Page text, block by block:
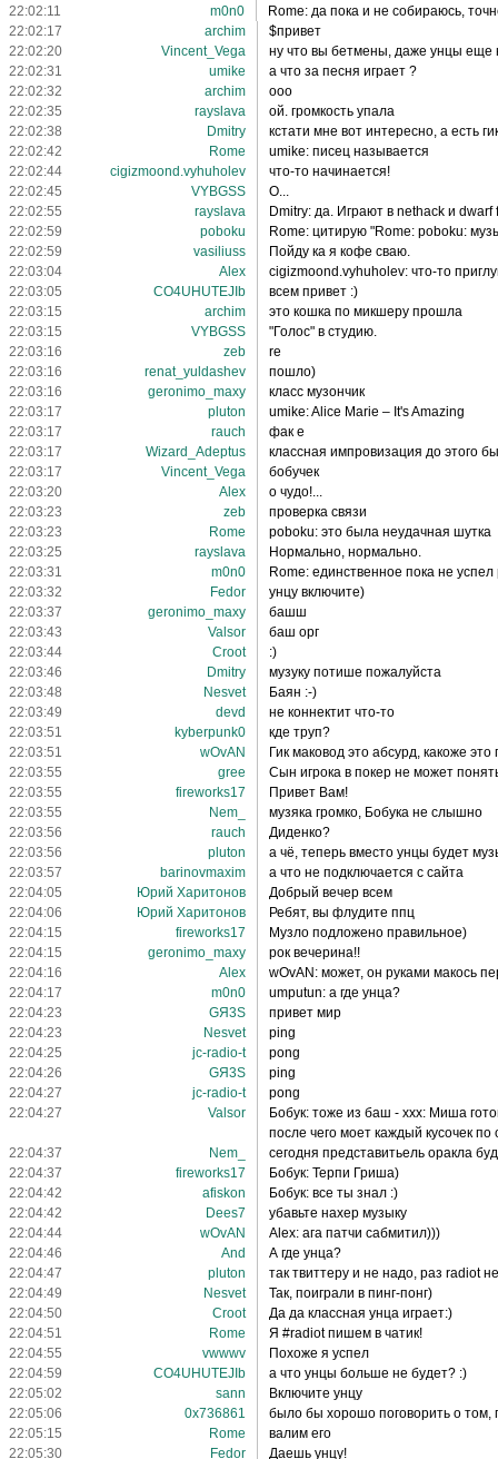
22:02:11
m0n0
Rome: да пока и не собираюсь,
22:02:17
archim
$привет
22:02:20
Vincent_Vega
ну что вы бетмены, даже унцы еще
22:02:31
umike
а что за песня играет ?
22:02:32
archim
ооо
22:02:35
rayslava
ой. громкость упала
22:02:38
Dmitry
кстати мне вот интересно, а есть
22:02:42
Rome
umike: писец называется
22:02:44
cigizmoond.vyhuholev
что-то начинается!
22:02:45
VYBGSS
О...
22:02:55
rayslava
Dmitry: да. Играют в nethack и dwarf
22:02:59
poboku
Rome: цитирую "Rome: poboku:
22:02:59
vasiliuss
Пойду ка я кофе сваю.
22:03:04
Alex
cigizmoond.vyhuholev: что-то
22:03:05
CO4UHUTEJIb
всем привет :)
22:03:15
archim
это кошка по микшеру прошла
22:03:15
VYBGSS
"Голос" в студию.
22:03:16
zeb
re
22:03:16
renat_yuldashev
пошло)
22:03:16
geronimo_maxy
класс музончик
22:03:17
pluton
umike: Alice Marie – It's Amazing
22:03:17
rauch
фак е
22:03:17
Wizard_Adeptus
классная импровизация до этого
22:03:17
Vincent_Vega
бобучек
22:03:20
Alex
о чудо!...
22:03:23
zeb
проверка связи
22:03:23
Rome
poboku: это была неудачная шутка
22:03:25
rayslava
Нормально, нормально.
22:03:31
m0n0
Rome: единственное пока не
22:03:32
Fedor
унцу включите)
22:03:37
geronimo_maxy
башш
22:03:43
Valsor
баш орг
22:03:44
Croot
:)
22:03:46
Dmitry
музуку потише пожалуйста
22:03:48
Nesvet
Баян :-)
22:03:49
devd
не коннектит что-то
22:03:51
kyberpunk0
кде труп?
22:03:51
wOvAN
Гик маковод это абсурд, какоже
22:03:55
gree
Сын игрока в покер не может
22:03:55
fireworks17
Привет Вам!
22:03:55
Nem_
музяка громко, Бобука не слышно
22:03:56
rauch
Диденко?
22:03:56
pluton
а чё, теперь вместо унцы будет
22:03:57
barinovmaxim
а что не подключается с сайта
22:04:05
Юрий Харитонов
Добрый вечер всем
22:04:06
Юрий Харитонов
Ребят, вы флудите ппц
22:04:15
fireworks17
Музло подложено правильное)
22:04:15
geronimo_maxy
рок вечерина!!
22:04:16
Alex
wOvAN: может, он руками макось
22:04:17
m0n0
umputun: а где унца?
22:04:23
GЯ3S
привет мир
22:04:23
Nesvet
ping
22:04:25
jc-radio-t
pong
22:04:26
GЯ3S
ping
22:04:27
jc-radio-t
pong
22:04:27
Valsor
Бобук: тоже из баш - xxx: Миша
после чего моет каждый кусочек
22:04:37
Nem_
сегодня представитьель оракла
22:04:37
fireworks17
Бобук: Терпи Гриша)
22:04:42
afiskon
Бобук: все ты знал :)
22:04:42
Dees7
убавьте нахер музыку
22:04:44
wOvAN
Alex: ага патчи сабмитил)))
22:04:46
And
А где унца?
22:04:47
pluton
так твиттеру и не надо, раз radiot
22:04:49
Nesvet
Так, поиграли в пинг-понг)
22:04:50
Croot
Да да классная унца играет:)
22:04:51
Rome
Я #radiot пишем в чатик!
22:04:55
vwwwv
Похоже я успел
22:04:59
CO4UHUTEJIb
а что унцы больше не будет? :)
22:05:02
sann
Включите унцу
22:05:06
0x736861
было бы хорошо поговорить о том,
22:05:15
Rome
валим его
22:05:30
Fedor Даешь унцу!